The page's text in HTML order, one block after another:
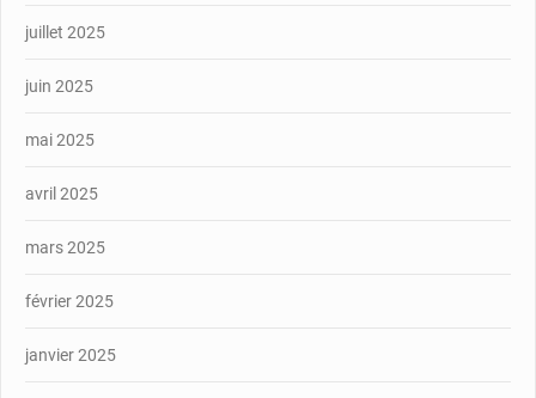
juillet 2025
juin 2025
mai 2025
avril 2025
mars 2025
février 2025
janvier 2025